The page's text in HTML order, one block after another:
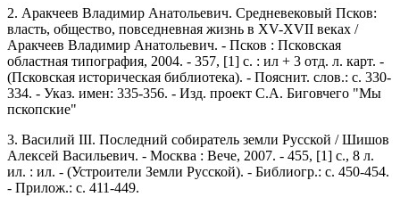
2. Аракчеев Владимир Анатольевич. Средневековый Псков:
власть, общество, повседневная жизнь в ХV-ХVII веках /
Аракчеев Владимир Анатольевич. - Псков : Псковская
областная типография, 2004. - 357, [1] с. : ил + 3 отд. л. карт. -
(Псковская историческая библиотека). - Пояснит. слов.: с. 330-
334. - Указ. имен: 335-356. - Изд. проект С.А. Биговчего "Мы
пскопские"
3. Василий III. Последний собиратель земли Русской / Шишов
Алексей Васильевич. - Москва : Вече, 2007. - 455, [1] с., 8 л.
ил. : ил. - (Устроители Земли Русской). - Библиогр.: с. 450-454.
- Прилож.: с. 411-449.